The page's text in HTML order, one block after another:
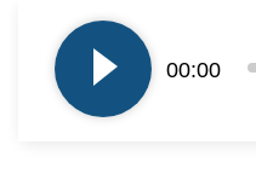
plików
dźwiękowych
00:00